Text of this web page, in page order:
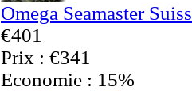
Omega Seamaster
€401
Prix : €341
Economie : 15%